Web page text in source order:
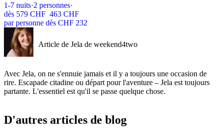
1-7 nuits·2 personnes·
dès 579 CHF 463 CHF
par personne dès CHF 232
Article de Jela de weekend4two
Avec Jela, on ne s'ennuie jamais et il y a toujours une occasion de
rire. Escapade citadine ou départ pour l'aventure – Jela est toujours
partante. L'essentiel est qu'il se passe quelque chose.
D'autres articles de blog